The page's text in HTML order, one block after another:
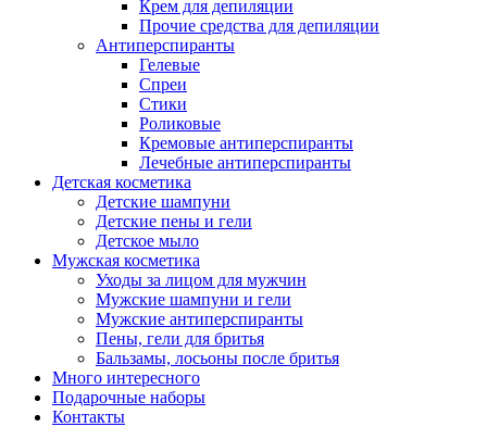
Крем для депиляции
Прочие средства для депиляции
Антиперспиранты
Гелевые
Спреи
Стики
Роликовые
Кремовые антиперспиранты
Лечебные антиперспиранты
Детская косметика
Детские шампуни
Детские пены и гели
Детское мыло
Мужская косметика
Уходы за лицом для мужчин
Мужские шампуни и гели
Мужские антиперспиранты
Пены, гели для бритья
Бальзамы, лосьоны после бритья
Много интересного
Подарочные наборы
Контакты